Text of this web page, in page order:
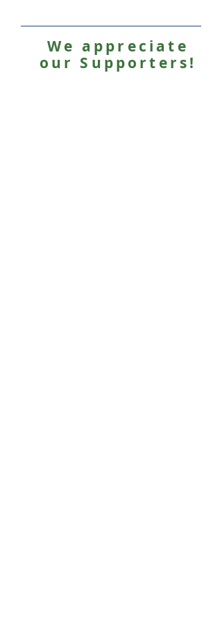
We appreciate
our Supporters!